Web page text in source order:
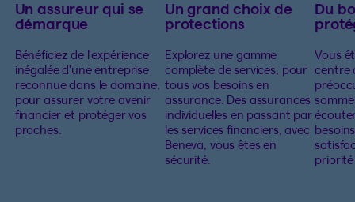
Un assureur qui se
démarque
Bénéficiez de l'expérience
inégalée d'une entreprise
reconnue dans le domaine,
pour assurer votre avenir
financier et protéger vos
proches.
Un grand choix de
protections
Explorez une gamme
complète de services, pour
tous vos besoins en
assurance. Des assurances
individuelles en passant par
les services financiers, avec
Beneva, vous êtes en
sécurité.
Du
Vous
centre